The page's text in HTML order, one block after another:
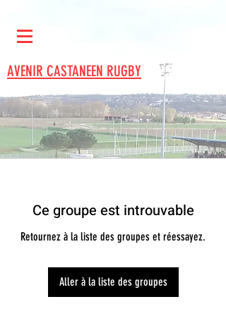
AVENIR CASTANEEN RUGBY
Ce groupe est introuvable
Retournez à la liste des groupes et réessayez.
Aller à la liste des groupes